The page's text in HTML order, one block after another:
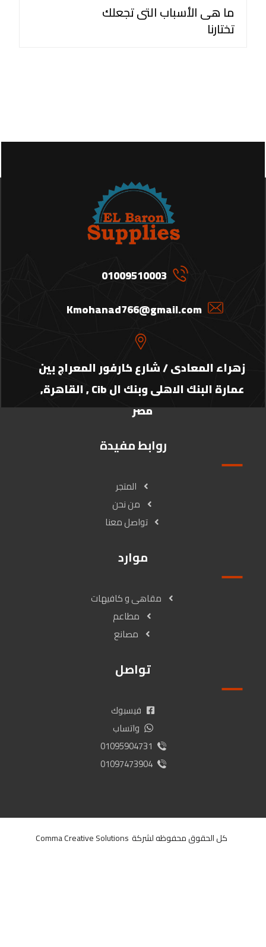
ما هى الأسباب التى تجعلك
تختارنا
01009510003
Kmohanad766@gmail.com
زهراء المعادى / شارع كارفور المعراج بين
عمارة البنك الاهلى وبنك ال Cib , القاهرة,
مصر
روابط مفيدة
المتجر
من نحن
تواصل معنا
موارد
مقاهى و كافيهات
مطاعم
مصانع
تواصل
فيسبوك
واتساب
01095904731
01097473904
Comma Creative Solutions كل الحقوق محفوظه لشركة